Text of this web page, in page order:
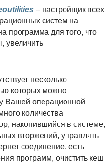
– настройщик всех
систем на
программа для того, что
увеличить
несколько
которых можно
Вашей операционной
количества
накопившийся в системе,
вторжений, управлять
соединение, есть
программ, очистить кеш